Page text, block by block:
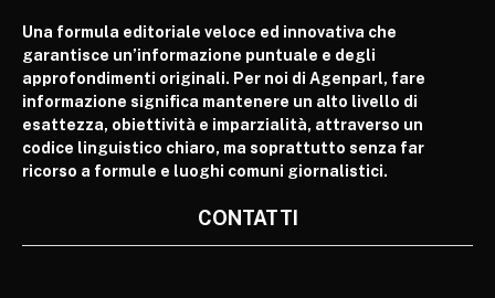
Una formula editoriale veloce ed innovativa che
garantisce un’informazione puntuale e degli
approfondimenti originali. Per noi di Agenparl, fare
informazione significa mantenere un alto livello di
esattezza, obiettività e imparzialità, attraverso un
codice linguistico chiaro, ma soprattutto senza far
ricorso a formule e luoghi comuni giornalistici.
CONTATTI